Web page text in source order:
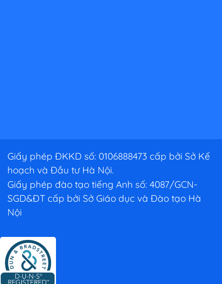
Giấy phép ĐKKD số: 0106888473 cấp bởi Sở Kế
hoạch và Đầu tư Hà Nội.
Giấy phép đào tạo tiếng Anh số: 4087/GCN-
SGD&ĐT cấp bởi Sở Giáo dục và Đào tạo Hà
Nội